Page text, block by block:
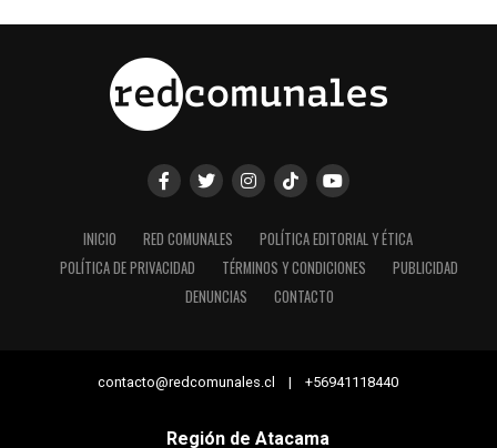
INICIO RED COMUNALES
POLÍTICA EDITORIAL Y ÉTICA
POLÍTICA DE PRIVACIDAD
TÉRMINOS Y CONDICIONES
PUBLICIDAD
DENUNCIAS
CONTACTO
contacto@redcomunales.cl | +56941118440
Región de Atacama